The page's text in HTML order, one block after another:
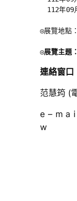
112年09
◎展覽地點
◎展覽主題
連絡窗口
范慧筠 (
e – m a
w